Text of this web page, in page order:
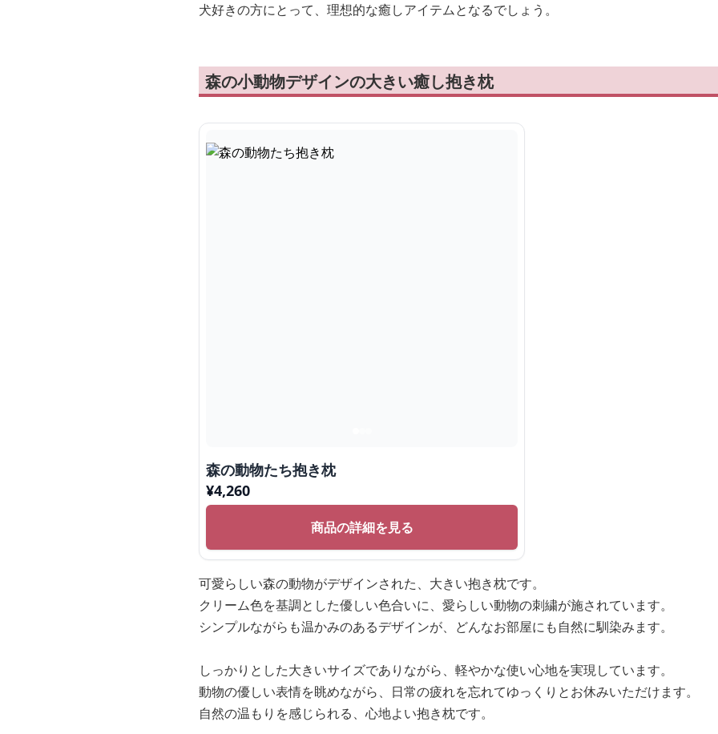
犬好きの方にとって、理想的な癒しアイテムとなるでしょう。
森の小動物デザインの大きい癒し抱き枕
森の動物たち抱き枕
¥4,260
商品の詳細を見る
可愛らしい森の動物がデザインされた、大きい抱き枕です。
クリーム色を基調とした優しい色合いに、愛らしい動物の刺繍が施されています。
シンプルながらも温かみのあるデザインが、どんなお部屋にも自然に馴染みます。
しっかりとした大きいサイズでありながら、軽やかな使い心地を実現しています。
動物の優しい表情を眺めながら、日常の疲れを忘れてゆっくりとお休みいただけます。
自然の温もりを感じられる、心地よい抱き枕です。